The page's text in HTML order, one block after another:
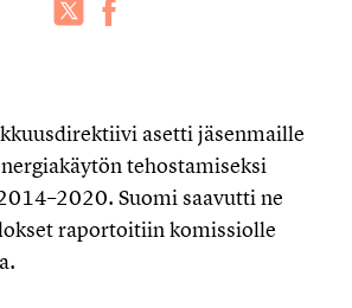
asetti jäsenmaille
tehostamiseksi
Suomi saavutti ne
raportoitiin komissiolle